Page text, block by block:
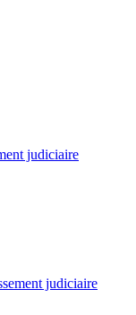
judiciaire
judiciaire